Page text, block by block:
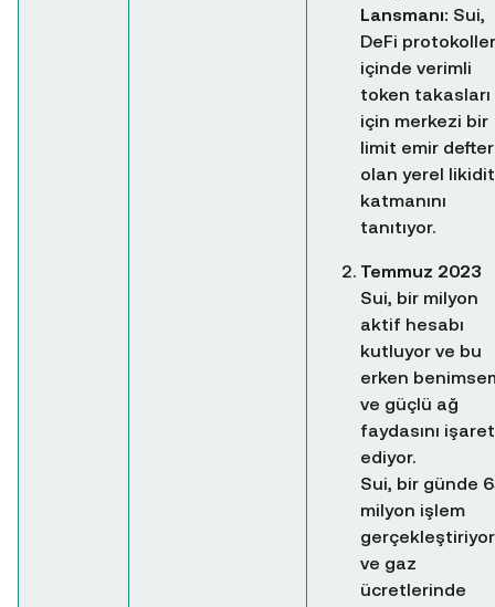
Lansmanı: Sui,
DeFi
içinde verimli
token takasları
için merkezi bir
limit emir
olan yerel
katmanını
tanıtıyor.
Temmuz 2023
Sui, bir milyon
aktif hesabı
kutluyor ve bu
erken
ve güçlü ağ
faydasını işaret
ediyor.
Sui, bir günde
milyon işlem
gerçekleştiriyor
ve gaz
ücretlerinde